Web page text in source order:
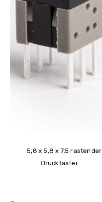
5,8 x 5,8 x 7,5 rastender
Drucktaster